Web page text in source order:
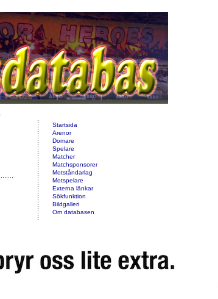
Startsida
Arenor
Domare
Spelare
Matcher
Matchsponsorer
Motståndarlag
Motspelare
Externa länkar
Sökfunktion
Bildgalleri
Om databasen